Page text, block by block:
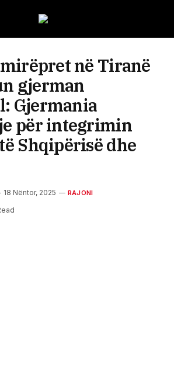
në Tiranë
gjerman
Gjermania
për integrimin
Shqipërisë dhe
18 Nëntor, 2025 RAJONI